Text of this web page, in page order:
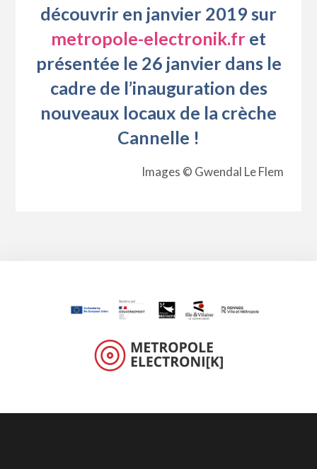
découvrir en janvier 2019 sur
metropole-electronik.fr et
présentée le 26 janvier dans le
cadre de l’inauguration des
nouveaux locaux de la crèche
Cannelle !
Images © Gwendal Le Flem